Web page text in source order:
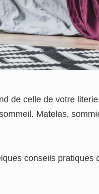
de celle de votre
Matelas,
conseils